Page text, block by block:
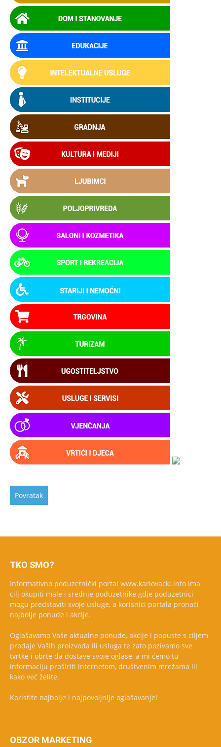
TKO SMO?
Informativno poduzetnički portal www.karlovacki.info ima
cilj okupiti male i srednje poduzetnike gdje poduzetnici
mogu predstaviti svoje usluge, a korisnici portala pronaći
najbolje ponude i akcije.
Oglašavamo Vaše aktualne ponude, akcije i popuste s ciljem
prodaje Vaših proizvoda ili usluga te zato pozivamo sve
tvrtke i obrte da dostave svoje oglase, a mi ćemo tu
informaciju proširiti internetom, društvenim mrežama ili
kako već želite.
Koristite najbolje i najpovoljnije oglašavanje!
OBZOR MARKETING